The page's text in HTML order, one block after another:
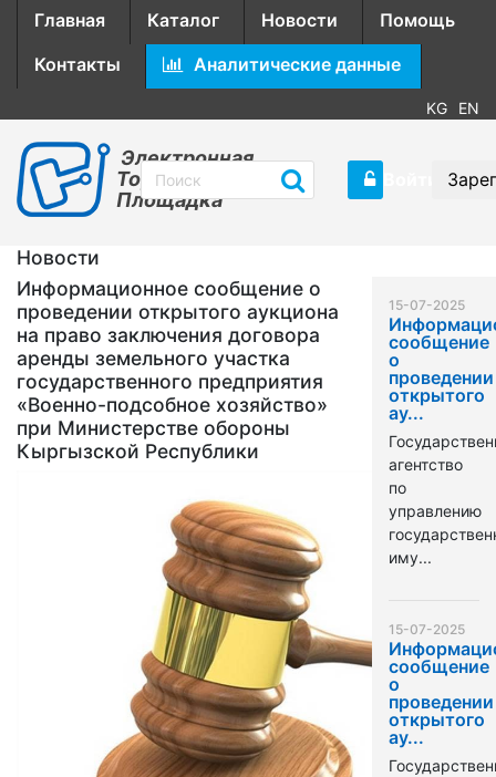
Главная Каталог Новости
Помощь
Контакты
Аналитические данные
KG EN
Электронная
Торговая
Площадка
Новости
Информационное сообщение о
проведении открытого аукциона
на право заключения договора
аренды земельного участка
государственного предприятия
«Военно-подсобное хозяйство»
при Министерстве обороны
Кыргызской Республики
15-07-2025
сообщение
о
проведении
открытого
ау...
агентство
по
управлению
иму...
15-07-2025
сообщение
о
проведении
открытого
ау...